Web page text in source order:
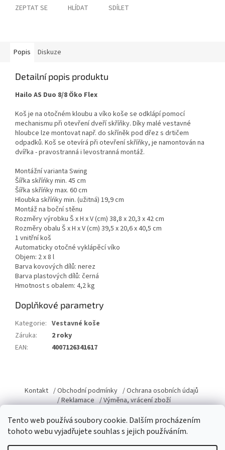
Tento web používá soubory cookie. Dalším procházením
tohoto webu vyjadřujete souhlas s jejich používáním.
ZEPTAT SE HLÍDAT SDÍLET
Popis Diskuze
Detailní popis produktu
Hailo AS Duo 8/8 Öko Flex
Koš je na otočném kloubu a víko koše se odklápí pomocí
mechanismu při otevření dveří skříňky. Díky malé vestavné
hloubce lze montovat např. do skříněk pod dřez s drtičem
odpadků. Koš se otevírá při otevření skříňky, je namontován na
dvířka - pravostranná i levostranná montáž.
Montážní varianta Swing
Šířka skříńky min. 45 cm
Šířka skříńky max. 60 cm
Hloubka skříńky min. (užitná) 19,9 cm
Montáž na boční stěnu
Rozměry výrobku Š x H x V (cm) 38,8 x 20,3 x 42 cm
Rozměry obalu Š x H x V (cm) 39,5 x 20,6 x 40,5 cm
1 vnitřní koš
Automaticky otočné vyklápěcí víko
Objem: 2 x 8 l
Barva kovových dílů: nerez
Barva plastových dílů: černá
Hmotnost s obalem: 4,2 kg
Doplňkové parametry
Kategorie: Vestavné koše
Záruka:
2 roky
EAN: 4007126341617
p
a
Kontakt / Obchodní podmínky / Ochrana osobních údajů
/ Reklamace / Výměna, vrácení zboží